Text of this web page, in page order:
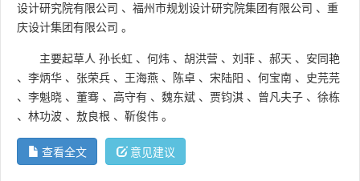
设计研究院有限公司 、 福州市规划设计研究院集团有限公司 、 重
庆设计集团有限公司 。
主要起草人 孙长虹 、 何炜 、 胡洪营 、 刘菲 、 郝天 、 安同艳
、 李炳华 、 张荣兵 、 王海燕 、 陈卓 、 宋陆阳 、 何宝南 、 史芫芫
、 李魁晓 、 董骞 、 高守有 、 魏东斌 、 贾钧淇 、 曾凡夫子 、 徐栋
、 林功波 、 敖良根 、 靳俊伟 。
查看全文 意见建议